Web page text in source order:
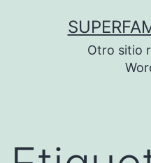
Otro sitio